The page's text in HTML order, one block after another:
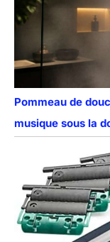
Pommeau de
musique sous la